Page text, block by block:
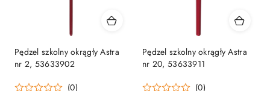
Pędzel szkolny okrągły Astra
nr 2, 53633902
(0)
Pędzel szkolny okrągły Astra
nr 20, 53633911
(0)